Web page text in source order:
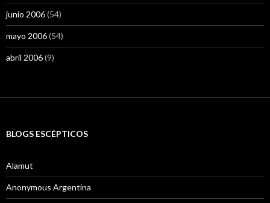
junio 2006(54)
mayo 2006(54)
abril 2006(9)
BLOGS ESCÉPTICOS
Alamut
Anonymous Argentina